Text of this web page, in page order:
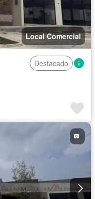
Local Comercial
Destacado